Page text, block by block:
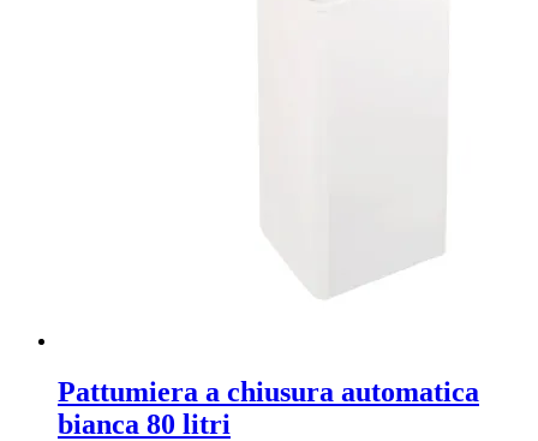
Pattumiera a chiusura automatica
bianca 80 litri